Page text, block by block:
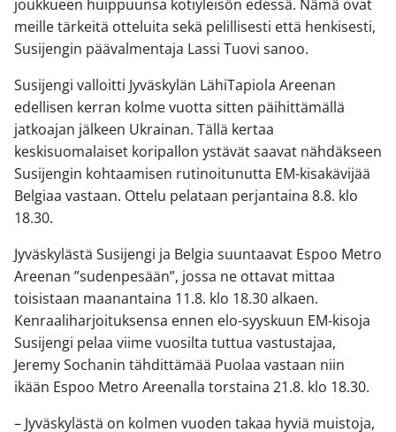
joukkueen huippuunsa kotiyleisön edessä. Nämä ovat
meille tärkeitä otteluita sekä pelillisesti että henkisesti,
Susijengin päävalmentaja Lassi Tuovi sanoo.
Susijengi valloitti Jyväskylän LähiTapiola Areenan
edellisen kerran kolme vuotta sitten päihittämällä
jatkoajan jälkeen Ukrainan. Tällä kertaa
keskisuomalaiset koripallon ystävät saavat nähdäkseen
Susijengin kohtaamisen rutinoitunutta EM-kisakävijää
Belgiaa vastaan. Ottelu pelataan perjantaina 8.8. klo
18.30.
Jyväskylästä Susijengi ja Belgia suuntaavat Espoo Metro
Areenan ”sudenpesään”, jossa ne ottavat mittaa
toisistaan maanantaina 11.8. klo 18.30 alkaen.
Kenraaliharjoituksensa ennen elo-syyskuun EM-kisoja
Susijengi pelaa viime vuosilta tuttua vastustajaa,
Jeremy Sochanin tähdittämää Puolaa vastaan niin
ikään Espoo Metro Areenalla torstaina 21.8. klo 18.30.
– Jyväskylästä on kolmen vuoden takaa hyviä muistoja,